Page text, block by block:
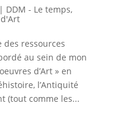
DDM - Le temps,
des ressources
au sein de mon
d’Art » en
l’Antiquité
(tout comme les...